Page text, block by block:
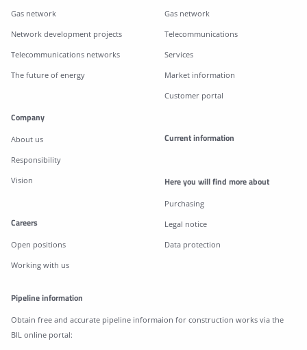
Gas network
Network development projects
Telecommunications networks
The future of energy
Gas network
Telecommunications
Services
Market information
Customer portal
Company
About us
Responsibility
Vision
Careers
Open positions
Working with us
Current information
Here you will find more about
Purchasing
Legal notice
Data protection
Pipeline information
Obtain free and accurate pipeline informaion for construction works via the
BIL online portal: